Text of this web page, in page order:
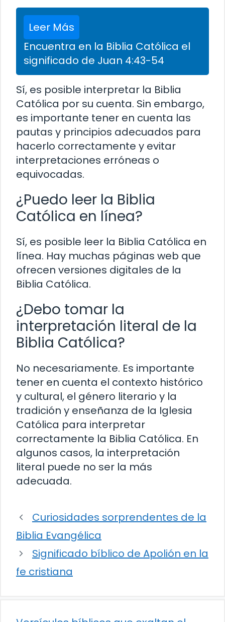
Leer Más
Encuentra en la Biblia Católica el
significado de Juan 4:43-54
Sí, es posible interpretar la Biblia
Católica por su cuenta. Sin embargo,
es importante tener en cuenta las
pautas y principios adecuados para
hacerlo correctamente y evitar
interpretaciones erróneas o
equivocadas.
¿Puedo leer la Biblia
Católica en línea?
Sí, es posible leer la Biblia Católica en
línea. Hay muchas páginas web que
ofrecen versiones digitales de la
Biblia Católica.
¿Debo tomar la
interpretación literal de la
Biblia Católica?
No necesariamente. Es importante
tener en cuenta el contexto histórico
y cultural, el género literario y la
tradición y enseñanza de la Iglesia
Católica para interpretar
correctamente la Biblia Católica. En
algunos casos, la interpretación
literal puede no ser la más
adecuada.
Curiosidades sorprendentes de la
Biblia Evangélica
Significado bíblico de Apolión en la
fe cristiana